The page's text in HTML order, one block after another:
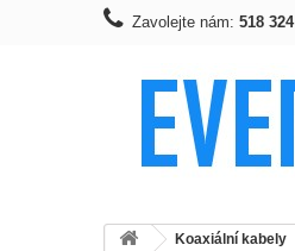
Zavolejte nám: 518
Koaxiální kabely